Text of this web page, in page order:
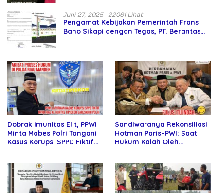
Juni 27, 2025 22061 Lihat
Pengamat Kebijakan Pemerintah Frans
Baho Sikapi dengan Tegas, PT. Berantas
Dobrak Imunitas Elit, PPWI
Minta Mabes Polri Tangani
Kasus Korupsi SPPD Fiktif
Sandiwaranya Rekonsiliasi
Hotman Paris–PWI: Saat
Hukum Kalah Oleh